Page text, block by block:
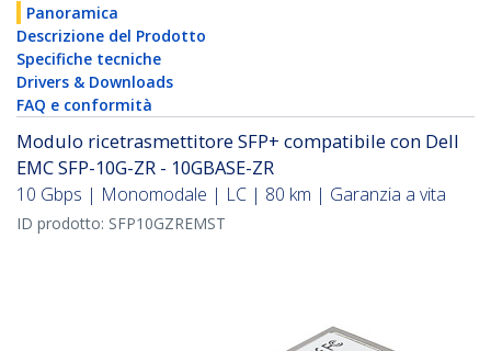
Panoramica
Descrizione del Prodotto
Specifiche tecniche
Drivers & Downloads
FAQ e conformità
Modulo ricetrasmettitore SFP+ compatibile con Dell
EMC SFP-10G-ZR - 10GBASE-ZR
10 Gbps | Monomodale | LC | 80 km | Garanzia a vita
ID prodotto: SFP10GZREMST